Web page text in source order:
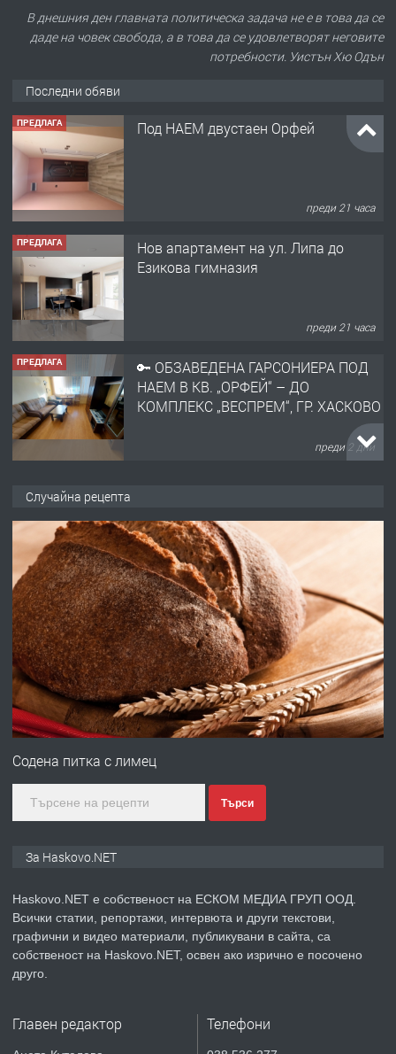
В днешния ден главната политическа задача не е в това да се
даде на човек свобода, а в това да се удовлетворят неговите
потребности. Уистън Хю Одън
Последни обяви
ПРЕДЛАГА Под НАЕМ двустаен Орфей
преди 21 часа
ПРЕДЛАГА
Нов апартамент на ул. Липа до
Езикова гимназия
преди 21 часа
ПРЕДЛАГА
🔑 ОБЗАВЕДЕНА ГАРСОНИЕРА ПОД
НАЕМ В КВ. „ОРФЕЙ“ – ДО
КОМПЛЕКС „ВЕСПРЕМ“, ГР. ХАСКОВО
преди 2 дни
АПАРТАМЕНТ В ЦЕНТЪРА НА ГР.
ХАСКОВО
ПРЕДЛАГА Давам гараж под наем
преди 3 дни
ПРЕДЛАГА
№4120 Магазин/Офис под наем в кв.
градската градина!
преди 4 дни
ПРЕДЛАГА
Продавам парцел в гр. Хасково кв.
Случайна рецепта
Содена питка с лимец
Търси
За Haskovo.NET
Haskovo.NET е собственост на ЕСКОМ МЕДИА ГРУП ООД.
Всички статии, репортажи, интервюта и други текстови,
графични и видео материали, публикувани в сайта, са
собственост на Haskovo.NET, освен ако изрично е посочено
друго.
Главен редактор Телефони